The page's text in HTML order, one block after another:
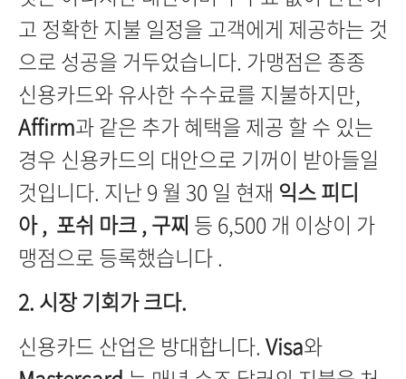
고 정확한 지불 일정을 고객에게 제공하는 것
으로 성공을 거두었습니다. 가맹점은 종종
신용카드와 유사한 수수료를 지불하지만,
Affirm과 같은 추가 혜택을 제공 할 수 있는
경우 신용카드의 대안으로 기꺼이 받아들일
것입니다. 지난 9 월 30 일 현재 익스 피디
아 , 포쉬 마크 , 구찌 등 6,500 개 이상이 가
맹점으로 등록했습니다 .
2. 시장 기회가 크다.
신용카드 산업은 방대합니다. Visa와